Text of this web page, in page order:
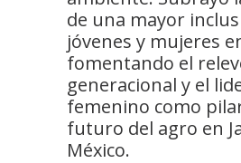
de una mayor
jóvenes y mujeres
fomentando el
generacional y el
femenino como
futuro del agro en
México.